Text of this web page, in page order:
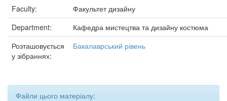
Faculty:
Факультет дизайну
Department:
Кафедра мистецтва та дизайну костюма
Розташовується
у зібраннях:
Бакалаврський рівень
Файли цього матеріалу: